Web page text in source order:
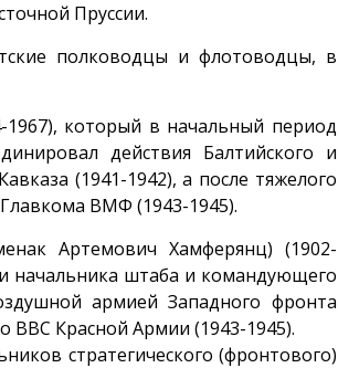
Пруссии.
полководцы и флотоводцы, в
который в начальный период
действия Балтийского и
(1941-1942), а после тяжелого
ВМФ (1943-1945).
Артемович Хамферянц) (1902-
начальника штаба и командующего
армией Западного фронта
ВВС Красной Армии (1943-1945).
стратегического (фронтового)